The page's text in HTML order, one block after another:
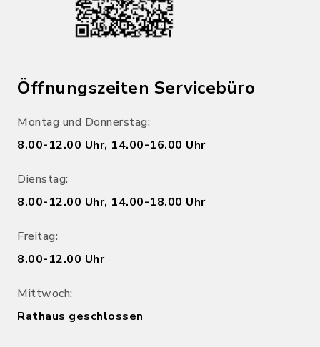
Öffnungszeiten Servicebüro
Montag und Donnerstag:
8.00-12.00 Uhr, 14.00-16.00 Uhr
Dienstag:
8.00-12.00 Uhr, 14.00-18.00 Uhr
Freitag:
8.00-12.00 Uhr
Mittwoch:
Rathaus geschlossen